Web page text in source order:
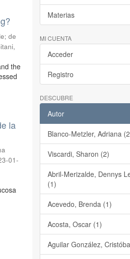
;de
the
la
01-
Materias
MI CUENTA
Acceder
Registro
DESCUBRE
Autor
Blanco-Metzler, Adriana
Viscardi, Sharon (2)
Abril-Merizalde, Dennys
(1)
Acevedo, Brenda (1)
Acosta, Oscar (1)
Aguilar González,